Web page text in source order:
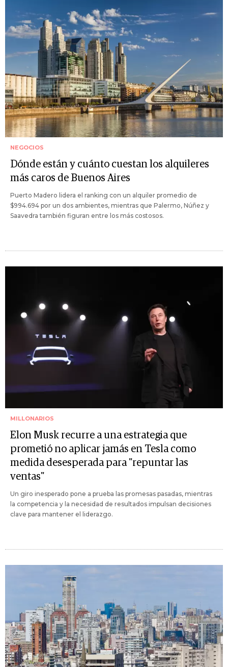
NEGOCIOS
Dónde están y cuánto cuestan los alquileres
más caros de Buenos Aires
Puerto Madero lidera el ranking con un alquiler promedio de
$994.694 por un dos ambientes, mientras que Palermo, Núñez y
Saavedra también figuran entre los más costosos.
MILLONARIOS
Elon Musk recurre a una estrategia que
prometió no aplicar jamás en Tesla como
medida desesperada para "repuntar las
ventas"
Un giro inesperado pone a prueba las promesas pasadas, mientras
la competencia y la necesidad de resultados impulsan decisiones
clave para mantener el liderazgo.